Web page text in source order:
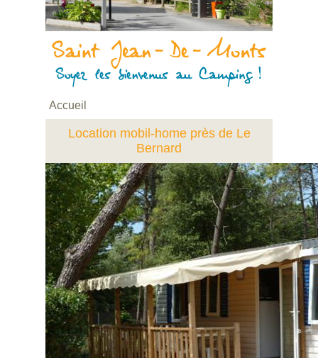
Accueil
Location mobil-home près de Le
Bernard